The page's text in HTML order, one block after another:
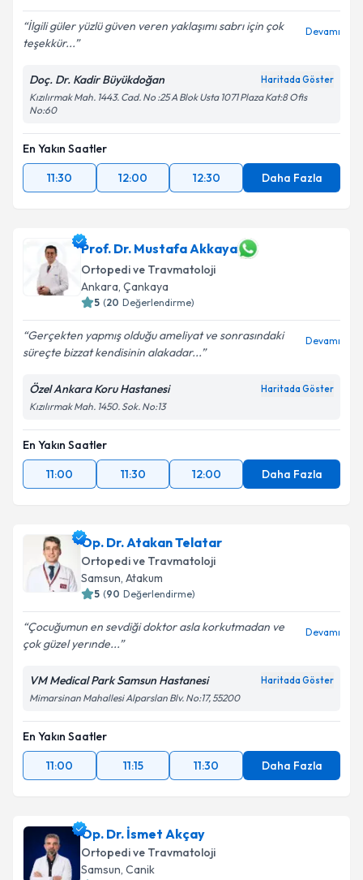
İlgili güler yüzlü güven veren yaklaşımı sabrı için çok
teşekkür...
Devamı
Doç. Dr. Kadir Büyükdoğan Haritada Göster
Kızılırmak Mah. 1443. Cad. No :25 A Blok Usta 1071 Plaza Kat:8 Ofis
No:60
En Yakın Saatler
11:30
12:00 12:30 Daha Fazla
Prof. Dr. Mustafa Akkaya
Ortopedi ve Travmatoloji
Ankara, Çankaya
5 (20 Değerlendirme)
Gerçekten yapmış olduğu ameliyat ve sonrasındaki
süreçte bizzat kendisinin alakadar...
Devamı
Özel Ankara Koru Hastanesi Haritada Göster
Kızılırmak Mah. 1450. Sok. No:13
En Yakın Saatler
11:00
11:30 12:00 Daha Fazla
Op. Dr. Atakan Telatar
Ortopedi ve Travmatoloji
Samsun, Atakum
5 (90 Değerlendirme)
Çocuğumun en sevdiği doktor asla korkutmadan ve
çok güzel yerınde...
Devamı
VM Medical Park Samsun Hastanesi Haritada Göster
Mimarsinan Mahallesi Alparslan Blv. No:17, 55200
En Yakın Saatler
11:00
11:15 11:30 Daha Fazla
Op. Dr. İsmet Akçay
Ortopedi ve Travmatoloji
Samsun, Canik